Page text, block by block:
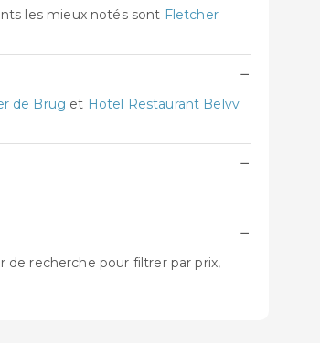
les mieux notés sont Fletcher
−
de Brug et Hotel Restaurant Belvv
−
−
de recherche pour filtrer par prix,